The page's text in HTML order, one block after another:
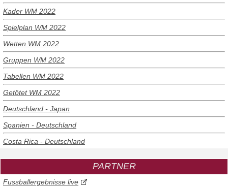
Kader WM 2022
Spielplan WM 2022
Wetten WM 2022
Gruppen WM 2022
Tabellen WM 2022
Getötet WM 2022
Deutschland - Japan
Spanien - Deutschland
Costa Rica - Deutschland
PARTNER
Fussballergebnisse live